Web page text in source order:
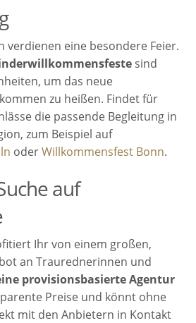
verdienen eine besondere Feier.
sind
um das neue
zu heißen. Findet für
die passende Begleitung in
zum Beispiel auf
oderWillkommensfest Bonn.
auf
Ihr von einem großen,
an Traurednerinnen und
provisionsbasierte Agentur
Preise und könnt ohne
mit den Anbietern in Kontakt